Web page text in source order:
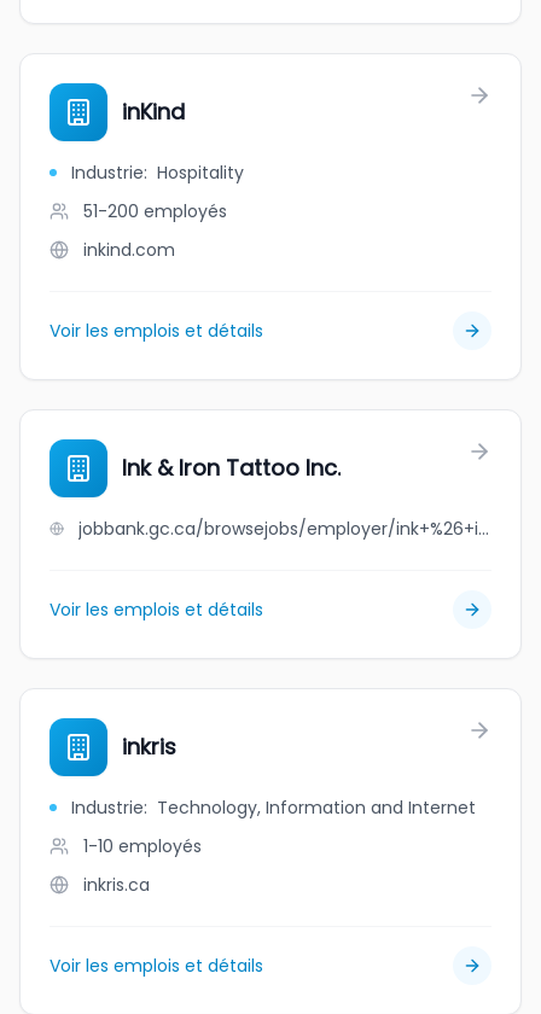
inKind
Industrie: Hospitality
51-200 employés
inkind.com
Voir les emplois et détails
Ink & Iron Tattoo Inc.
jobbank.gc.ca/browsejobs/employer/ink+%26+iron+tattoo+inc./ca
Voir les emplois et détails
inkris
Industrie: Technology, Information and Internet
1-10 employés
inkris.ca
Voir les emplois et détails